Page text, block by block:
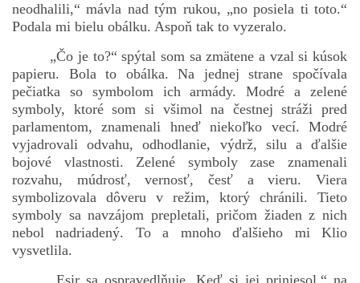
neodhalili,“ mávla nad tým rukou, „no posiela ti toto.“
Podala mi bielu obálku. Aspoň tak to vyzeralo.
„Čo je to?“ spýtal som sa zmätene a vzal si kúsok
papieru. Bola to obálka. Na jednej strane spočívala
pečiatka so symbolom ich armády. Modré a zelené
symboly, ktoré som si všimol na čestnej stráži pred
parlamentom, znamenali hneď niekoľko vecí. Modré
vyjadrovali odvahu, odhodlanie, výdrž, silu a ďalšie
bojové vlastnosti. Zelené symboly zase znamenali
rozvahu, múdrosť, vernosť, česť a vieru. Viera
symbolizovala dôveru v režim, ktorý chránili. Tieto
symboly sa navzájom prepletali, pričom žiaden z nich
nebol nadriadený. To a mnoho ďalšieho mi Klio
vysvetlila.
„Esir sa ospravedlňuje. Keď si jej priniesol,“ na